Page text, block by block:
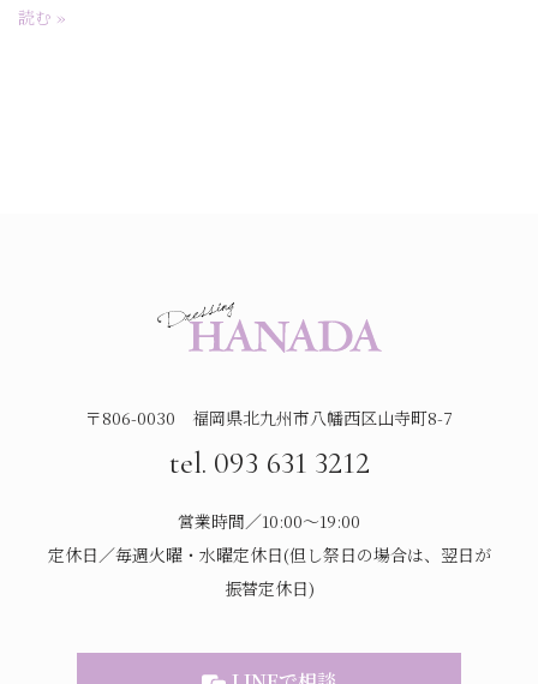
読む »
〒806-0030 福岡県北九州市八幡西区山寺町8-7
tel. 093 631 3212
営業時間／10:00～19:00
定休日／毎週火曜・水曜定休日(但し祭日の場合は、翌日が
振替定休日)